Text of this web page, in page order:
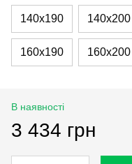
140х190 140х200
160х190 160х200
В наявності
3 434 грн